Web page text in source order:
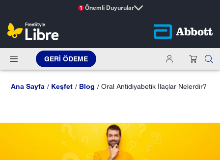
1 Önemli Duyurular
GERI ÖDEME
Ana Sayfa Keşfet Blog Oral Antidiyabetik İlaçlar Nelerdir?